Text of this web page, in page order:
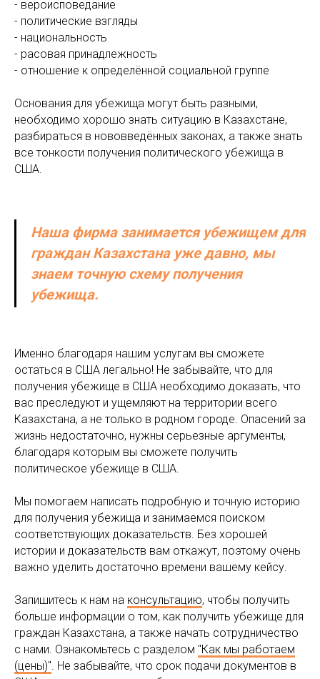
- вероисповедание
- политические взгляды
- национальность
- расовая принадлежность
- отношение к определённой социальной группе
Основания для убежища могут быть разными,
необходимо хорошо знать ситуацию в Казахстане,
разбираться в нововведённых законах, а также знать
все тонкости получения политического убежища в
США.
Наша фирма занимается убежищем для
граждан Казахстана уже давно, мы
знаем точную схему получения
убежища.
Именно благодаря нашим услугам вы сможете
остаться в США легально! Не забывайте, что для
получения убежище в США необходимо доказать, что
вас преследуют и ущемляют на территории всего
Казахстана, а не только в родном городе. Опасений за
жизнь недостаточно, нужны серьезные аргументы,
благодаря которым вы сможете получить
политическое убежище в США.
Мы помогаем написать подробную и точную историю
для получения убежища и занимаемся поиском
соответствующих доказательств. Без хорошей
истории и доказательств вам откажут, поэтому очень
важно уделить достаточно времени вашему кейсу.
Запишитесь к нам на консультацию, чтобы получить
больше информации о том, как получить убежище для
граждан Казахстана, а также начать сотрудничество
с нами. Ознакомьтесь с разделом "Как мы работаем
(цены)". Не забывайте, что срок подачи документов в